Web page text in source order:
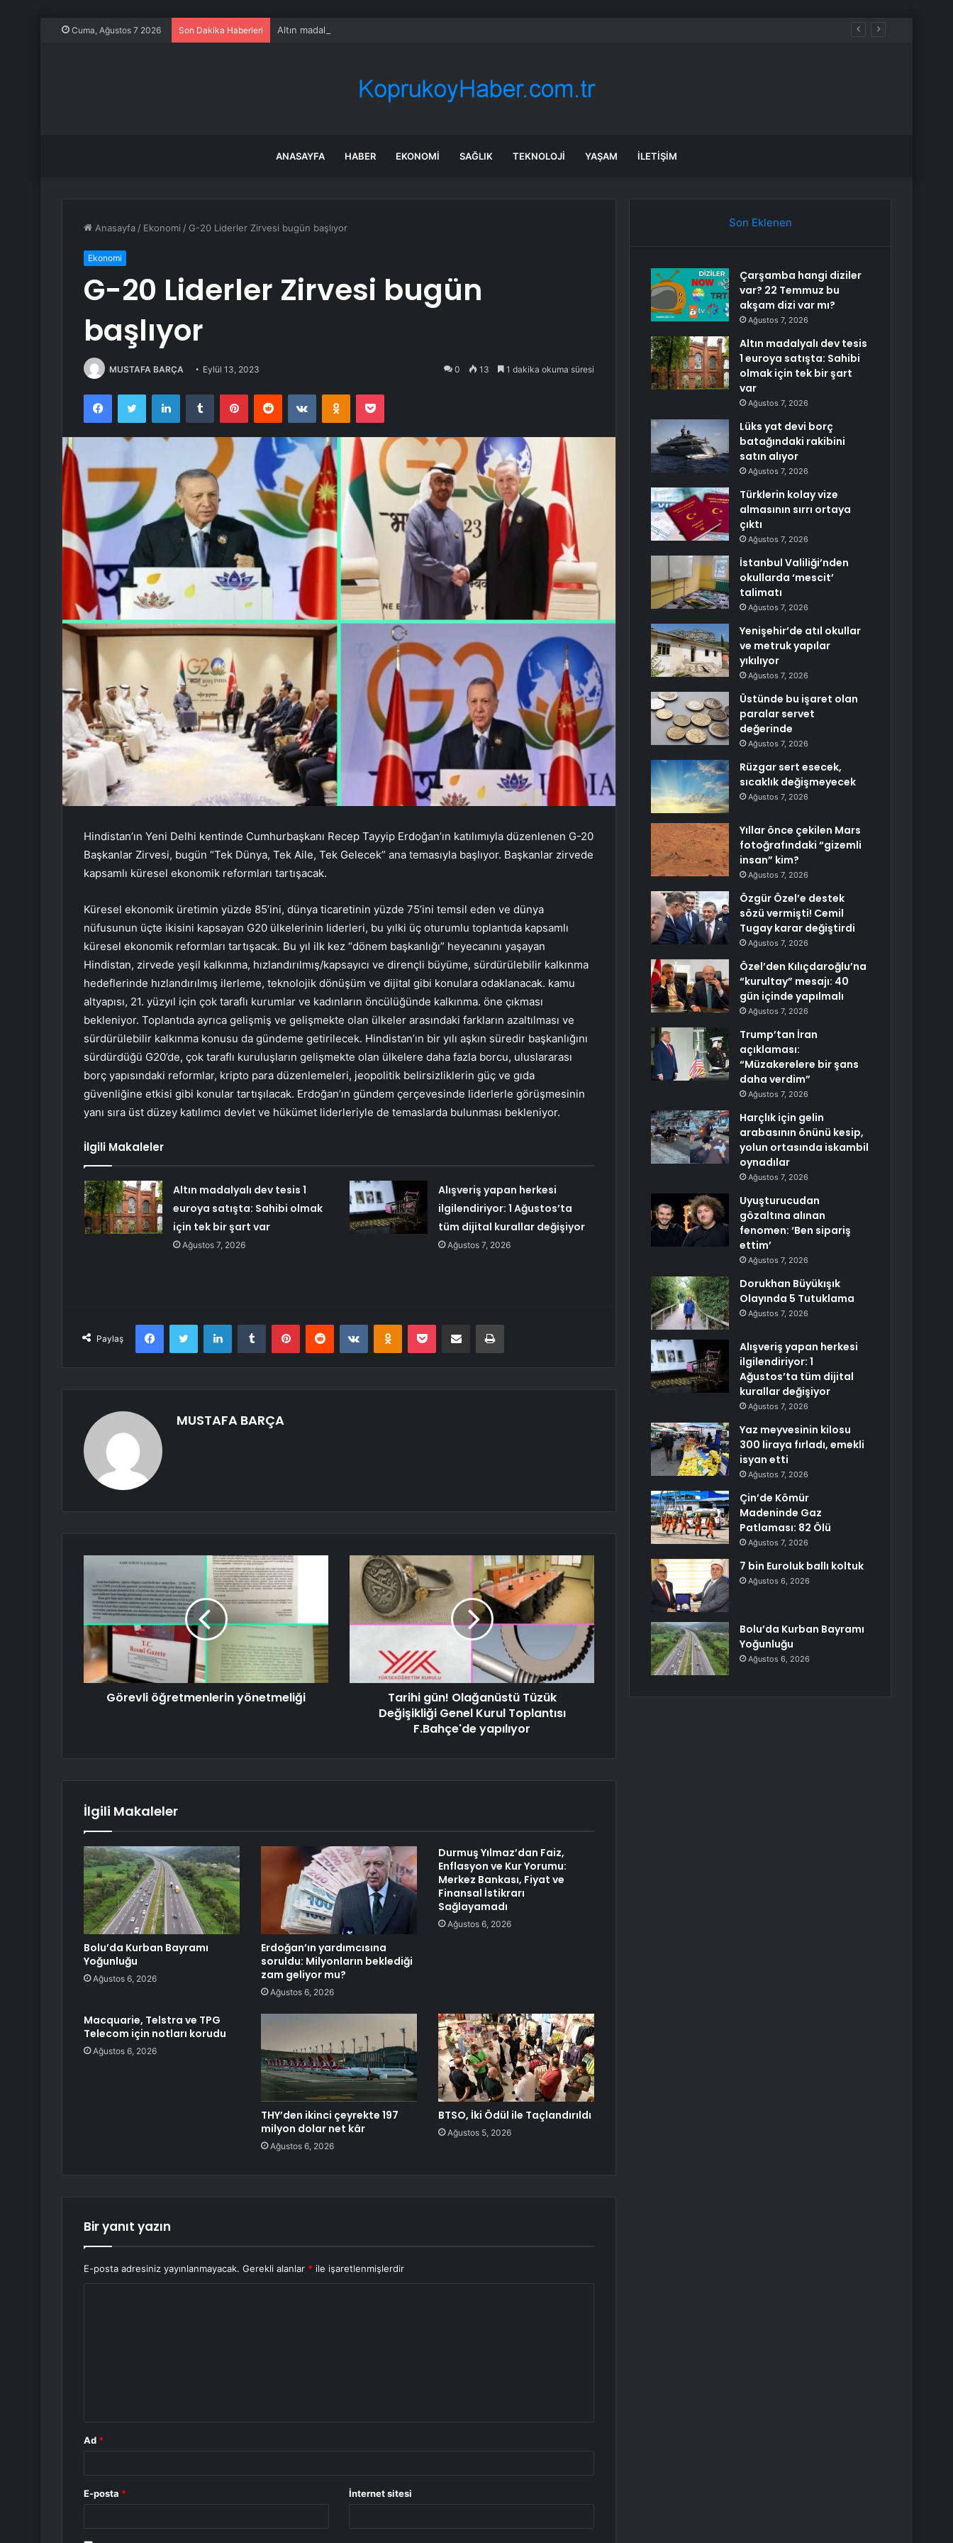
Cuma, Ağustos 7 2026 Son Dakika Haberleri Altın madalyalı dev tesis 1 euroya satışta: Sahibi olmak için tek bir şart var
ANASAYFA HABER EKONOMI SAĞLIK TEKNOLOJI YAŞAM İLETIŞIM
Anasayfa / Ekonomi / G-20 Liderler Zirvesi bugün başlıyor
Ekonomi
G-20 Liderler Zirvesi bugün
başlıyor
MUSTAFA BARÇA Eylül 13, 2023 0 13 1 dakika okuma süresi
FacebookTwitter LinkedInTumblr PinterestReddit VKontakteOdnoklassniki
Pocket
Hindistan’ın Yeni Delhi kentinde Cumhurbaşkanı Recep Tayyip Erdoğan’ın katılımıyla düzenlenen G-20
Başkanlar Zirvesi, bugün “Tek Dünya, Tek Aile, Tek Gelecek” ana temasıyla başlıyor. Başkanlar zirvede
kapsamlı küresel ekonomik reformları tartışacak.
Küresel ekonomik üretimin yüzde 85’ini, dünya ticaretinin yüzde 75’ini temsil eden ve dünya
nüfusunun üçte ikisini kapsayan G20 ülkelerinin liderleri, bu yılki üç oturumlu toplantıda kapsamlı
küresel ekonomik reformları tartışacak. Bu yıl ilk kez “dönem başkanlığı” heyecanını yaşayan
Hindistan, zirvede yeşil kalkınma, hızlandırılmış/kapsayıcı ve dirençli büyüme, sürdürülebilir kalkınma
hedeflerinde hızlandırılmış ilerleme, teknolojik dönüşüm ve dijital gibi konulara odaklanacak. kamu
altyapısı, 21. yüzyıl için çok taraflı kurumlar ve kadınların öncülüğünde kalkınma. öne çıkması
bekleniyor. Toplantıda ayrıca gelişmiş ve gelişmekte olan ülkeler arasındaki farkların azaltılması ve
sürdürülebilir kalkınma konusu da gündeme getirilecek. Hindistan’ın bir yılı aşkın süredir başkanlığını
sürdürdüğü G20’de, çok taraflı kuruluşların gelişmekte olan ülkelere daha fazla borcu, uluslararası
borç yapısındaki reformlar, kripto para düzenlemeleri, jeopolitik belirsizliklerin güç ve gıda
güvenliğine etkisi gibi konular tartışılacak. Erdoğan’ın gündem çerçevesinde liderlerle görüşmesinin
yanı sıra üst düzey katılımcı devlet ve hükümet liderleriyle de temaslarda bulunması bekleniyor.
İlgili Makaleler
Altın madalyalı dev tesis 1
euroya satışta: Sahibi olmak
için tek bir şart var
Ağustos 7, 2026
Alışveriş yapan herkesi
ilgilendiriyor: 1 Ağustos’ta
tüm dijital kurallar değişiyor
Ağustos 7, 2026
Paylaş
FacebookTwitter LinkedInTumblr PinterestReddit VKontakteOdnoklassniki
Pocket E-Posta ile paylaş Yazdır
MUSTAFA BARÇA
Görevli öğretmenlerin yönetmeliği
Tarihi gün! Olağanüstü Tüzük
Değişikliği Genel Kurul Toplantısı
F.Bahçe'de yapılıyor
İlgili Makaleler
Bolu’da Kurban Bayramı
Yoğunluğu
Ağustos 6, 2026
Erdoğan’ın yardımcısına
soruldu: Milyonların beklediği
zam geliyor mu?
Ağustos 6, 2026
Durmuş Yılmaz’dan Faiz,
Enflasyon ve Kur Yorumu:
Merkez Bankası, Fiyat ve
Finansal İstikrarı
Sağlayamadı
Ağustos 6, 2026
Macquarie, Telstra ve TPG
Telecom için notları korudu
Ağustos 6, 2026
THY’den ikinci çeyrekte 197
milyon dolar net kâr
Ağustos 6, 2026
BTSO, İki Ödül ile Taçlandırıldı
Ağustos 5, 2026
Bir yanıt yazın
E-posta adresiniz yayınlanmayacak. Gerekli alanlar * ile işaretlenmişlerdir
Ad *
E-posta * İnternet sitesi
Son Eklenen
Çarşamba hangi diziler
var? 22 Temmuz bu
akşam dizi var mı?
Ağustos 7, 2026
Altın madalyalı dev tesis
1 euroya satışta: Sahibi
olmak için tek bir şart
var
Ağustos 7, 2026
Lüks yat devi borç
batağındaki rakibini
satın alıyor
Ağustos 7, 2026
Türklerin kolay vize
almasının sırrı ortaya
çıktı
Ağustos 7, 2026
İstanbul Valiliği’nden
okullarda ‘mescit’
talimatı
Ağustos 7, 2026
Yenişehir’de atıl okullar
ve metruk yapılar
yıkılıyor
Ağustos 7, 2026
Üstünde bu işaret olan
paralar servet
değerinde
Ağustos 7, 2026
Rüzgar sert esecek,
sıcaklık değişmeyecek
Ağustos 7, 2026
Yıllar önce çekilen Mars
fotoğrafındaki “gizemli
insan” kim?
Ağustos 7, 2026
Özgür Özel’e destek
sözü vermişti! Cemil
Tugay karar değiştirdi
Ağustos 7, 2026
Özel’den Kılıçdaroğlu’na
“kurultay” mesajı: 40
gün içinde yapılmalı
Ağustos 7, 2026
Trump’tan İran
açıklaması:
“Müzakerelere bir şans
daha verdim”
Ağustos 7, 2026
Harçlık için gelin
arabasının önünü kesip,
yolun ortasında iskambil
oynadılar
Ağustos 7, 2026
Uyuşturucudan
gözaltına alınan
fenomen: ‘Ben sipariş
ettim’
Ağustos 7, 2026
Dorukhan Büyükışık
Olayında 5 Tutuklama
Ağustos 7, 2026
Alışveriş yapan herkesi
ilgilendiriyor: 1
Ağustos’ta tüm dijital
kurallar değişiyor
Ağustos 7, 2026
Yaz meyvesinin kilosu
300 liraya fırladı, emekli
isyan etti
Ağustos 7, 2026
Çin’de Kömür
Madeninde Gaz
Patlaması: 82 Ölü
Ağustos 7, 2026
7 bin Euroluk ballı koltuk
Ağustos 6, 2026
Bolu’da Kurban Bayramı
Yoğunluğu
Ağustos 6, 2026